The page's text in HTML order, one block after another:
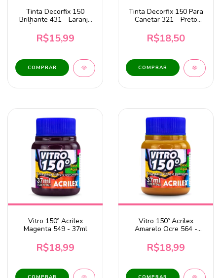
Tinta Decorfix 150
Brilhante 431 - Laranja
R$15,99
Tinta Decorfix 150 Para
Canetar 321 - Preto
R$18,50
Vitro 150º Acrilex
Magenta 549 - 37ml
R$18,99
Vitro 150º Acrilex
Amarelo Ocre 564 -
R$18,99